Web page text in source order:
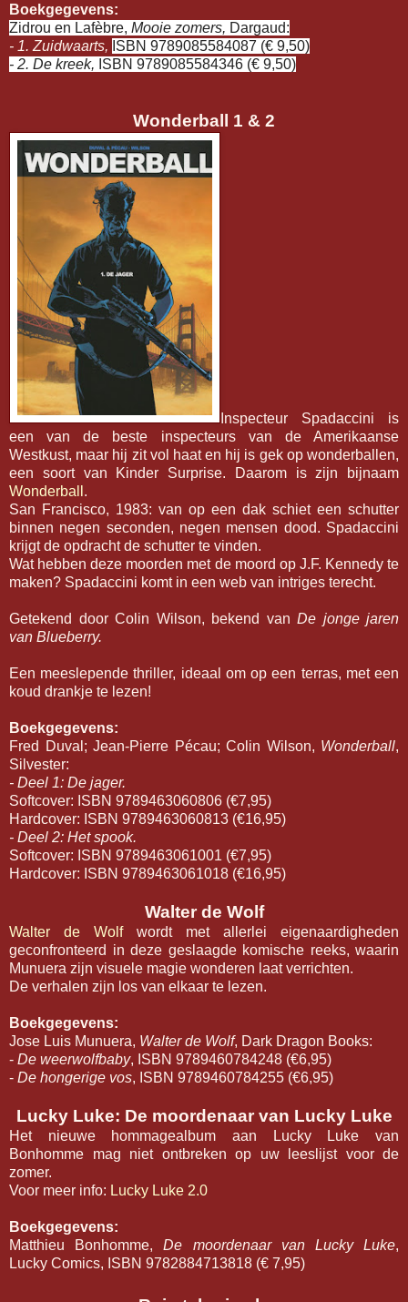
Boekgegevens:
Zidrou en Lafèbre, Mooie zomers, Dargaud:
- 1. Zuidwaarts, ISBN 9789085584087 (€ 9,50)
- 2. De kreek, ISBN 9789085584346 (€ 9,50)
Wonderball 1 & 2
Inspecteur Spadaccini is
een van de beste inspecteurs van de Amerikaanse
Westkust, maar hij zit vol haat en hij is gek op wonderballen,
een soort van Kinder Surprise. Daarom is zijn bijnaam
Wonderball .
San Francisco, 1983: van op een dak schiet een schutter
binnen negen seconden, negen mensen dood. Spadaccini
krijgt de opdracht de schutter te vinden.
Wat hebben deze moorden met de moord op J.F. Kennedy te
maken? Spadaccini komt in een web van intriges terecht.
Getekend door Colin Wilson, bekend van De jonge jaren
van Blueberry.
Een meeslepende thriller, ideaal om op een terras, met een
koud drankje te lezen!
Boekgegevens:
Fred Duval; Jean-Pierre Pécau; Colin Wilson, Wonderball,
Silvester:
- Deel 1: De jager.
Softcover: ISBN 9789463060806 (€7,95)
Hardcover: ISBN 9789463060813 (€16,95)
- Deel 2: Het spook.
Softcover: ISBN 9789463061001 (€7,95)
Hardcover: ISBN 9789463061018 (€16,95)
Walter de Wolf
Walter de Wolfwordt met allerlei eigenaardigheden
geconfronteerd in deze geslaagde komische reeks, waarin
Munuera zijn visuele magie wonderen laat verrichten.
De verhalen zijn los van elkaar te lezen.
Boekgegevens:
Jose Luis Munuera, Walter de Wolf, Dark Dragon Books:
- De weerwolfbaby, ISBN 9789460784248 (€6,95)
- De hongerige vos, ISBN 9789460784255 (€6,95)
Lucky Luke: De moordenaar van Lucky Luke
Het nieuwe hommagealbum aan Lucky Luke van
Bonhomme mag niet ontbreken op uw leeslijst voor de
zomer.
Voor meer info: Lucky Luke 2.0
Boekgegevens:
Matthieu Bonhomme,De moordenaar van Lucky Luke,
Lucky Comics, ISBN 9782884713818 (€ 7,95)